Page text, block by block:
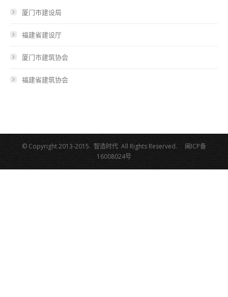
厦门市建设局
福建省建设厅
厦门市建筑协会
福建省建筑协会
© Copyright 2013-2015. 智造时代 All Rights Reserved.闽ICP备
16008024号